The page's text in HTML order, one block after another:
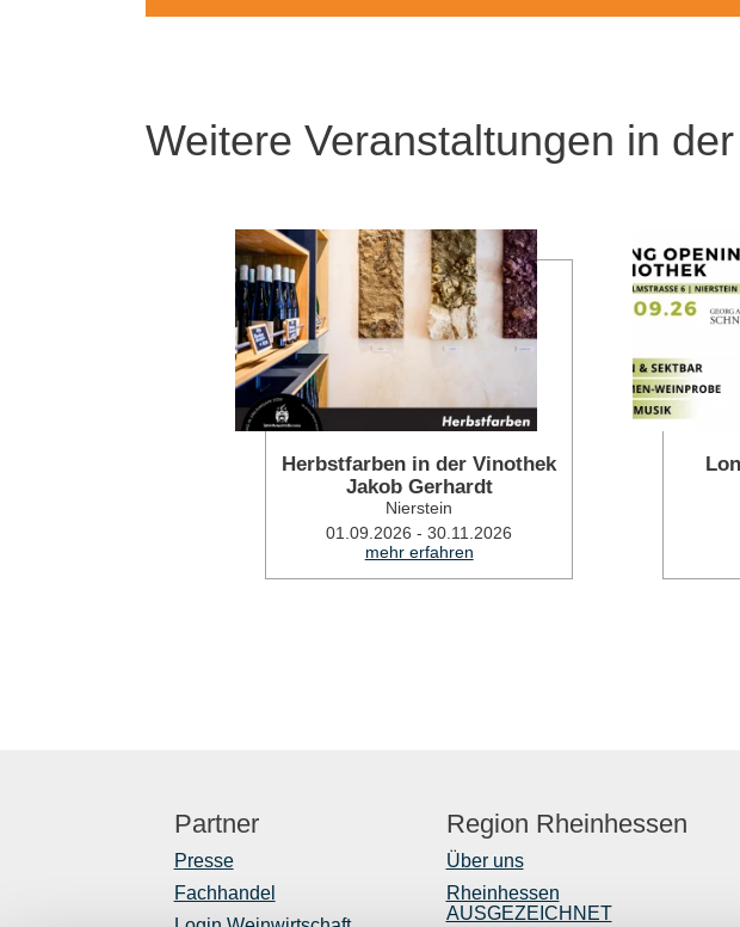
Weitere Veranstaltungen in
Herbstfarben in der Vinothek
Jakob Gerhardt
Nierstein
01.09.2026 - 30.11.2026
mehr erfahren
Partner
Presse
Fachhandel
Region Rheinhessen
Über uns
Rheinhessen
AUSGEZEICHNET